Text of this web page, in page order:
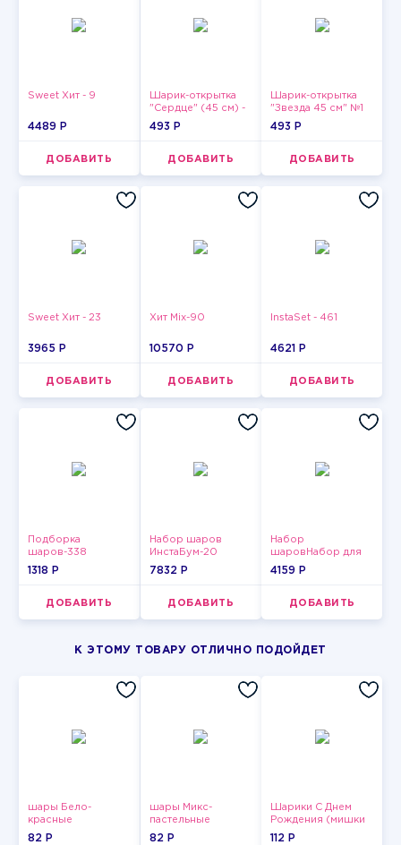
Sweet Хит - 9
4489 P
ДОБАВИТЬ
Шарик-открытка
"Сердце" (45 см) -
2
493 P
ДОБАВИТЬ
Шарик-открытка
"Звезда 45 см" №1
493 P
ДОБАВИТЬ
Sweet Хит - 23
3965 P
ДОБАВИТЬ
Хит Mix-90
10570 P
ДОБАВИТЬ
InstaSet - 461
4621 P
ДОБАВИТЬ
Подборка
шаров-338
1318 P
ДОБАВИТЬ
Набор шаров
ИнстаБум-20
7832 P
ДОБАВИТЬ
Набор
шаровНабор для
мужчин-9
4159 P
ДОБАВИТЬ
К ЭТОМУ ТОВАРУ ОТЛИЧНО ПОДОЙДЕТ
шары Бело-
красные
пастельные
82 P
шары Микс-
пастельные
82 P
Шарики С Днем
Рождения (мишки
и тортики)
112 P